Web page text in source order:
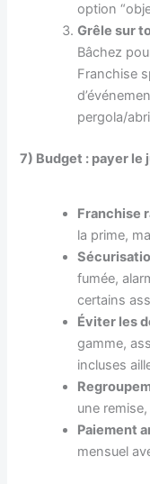
option
Grêle sur
Bâchez
Franchise
pergola/
7) Budget : payer le
Franchise
la prime,
fumée,
certains
Éviter les
gamme,
incluses
une
Paiement
mensuel